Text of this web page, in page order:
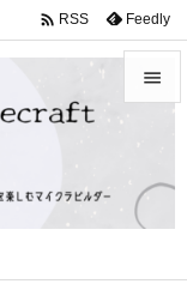


サイド
前へ
 RSS Feedly